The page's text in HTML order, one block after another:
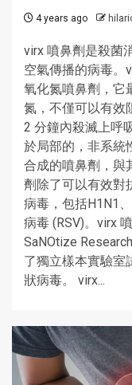
4 years ago
virx 噴鼻劑是殺菌
空氣傳播的病毒。
氧化氮噴鼻劑，它
氮，不僅可以有效
2 分鐘內殺滅上呼
於局部的，非系統
合成的噴鼻劑，與
劑除了可以有效對
病毒，包括H1N1
病毒 (RSV)。virx
SaNOtize
了獨立樣本實驗室
狀病毒。 virx...